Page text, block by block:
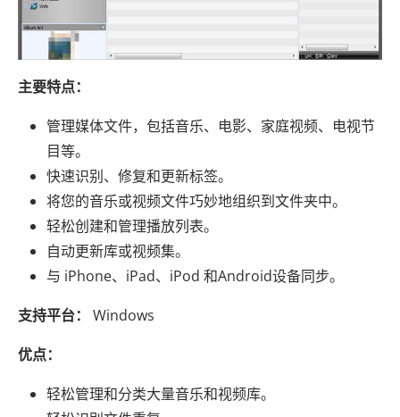
主要特点：
管理媒体文件，包括音乐、电影、家庭视频、电视节
目等。
快速识别、修复和更新标签。
将您的音乐或视频文件巧妙地组织到文件夹中。
轻松创建和管理播放列表。
自动更新库或视频集。
与 iPhone、iPad、iPod 和Android设备同步。
支持平台：
Windows
优点：
轻松管理和分类大量音乐和视频库。